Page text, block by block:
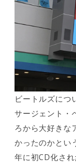
ビートルズにつ
サージェント・
ろから大好きな
かったのかとい
年に初CD化さ